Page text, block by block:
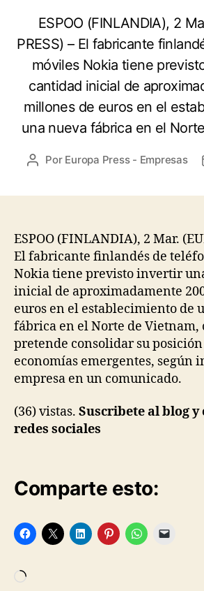
ESPOO (FINLANDIA), 2
PRESS) – El fabricante
móviles Nokia tiene
cantidad inicial de
millones de euros en el
una nueva fábrica en el
Autor
Por Europa Press - Empresas
ESPOO (FINLANDIA), 2 Mar.
El fabricante finlandés de
Nokia tiene previsto invertir
inicial de aproximadamente
euros en el establecimiento de
fábrica en el Norte de Vietnam,
pretende consolidar su
economías emergentes, según
empresa en un comunicado.
(36) vistas. Suscribete al blog
redes sociales
Comparte esto: